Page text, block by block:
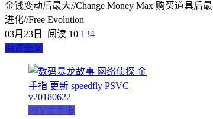
金钱变动后最大//Change Money Max 购买道具后
进化//Free Evolution
03月23日
阅读 10 134
阅读全文
PSV金手指